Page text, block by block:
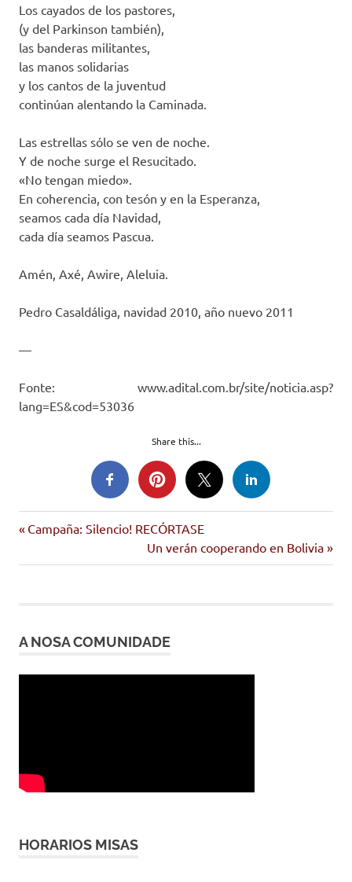
Los cayados de los pastores,
(y del Parkinson también),
las banderas militantes,
las manos solidarias
y los cantos de la juventud
continúan alentando la Caminada.
Las estrellas sólo se ven de noche.
Y de noche surge el Resucitado.
«No tengan miedo».
En coherencia, con tesón y en la Esperanza,
seamos cada día Navidad,
cada día seamos Pascua.
Amén, Axé, Awire, Aleluia.
Pedro Casaldáliga, navidad 2010, año nuevo 2011
—
Fonte: www.adital.com.br/site/noticia.asp?
lang=ES&cod=53036
Share this...
Navegación
de
Entrada
Campaña: Silencio! RECÓRTASE
Siguiente
entrada:
Un verán cooperando en Bolivia
A NOSA COMUNIDADE
HORARIOS MISAS